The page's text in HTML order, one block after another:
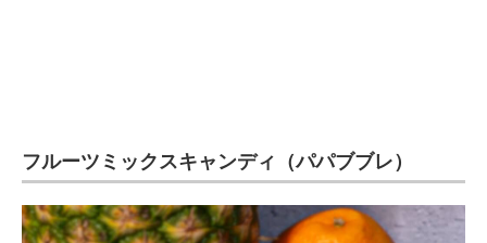
フルーツミックスキャンディ（パパブブレ）